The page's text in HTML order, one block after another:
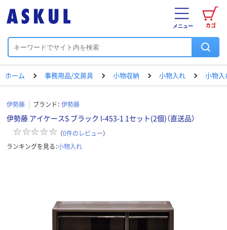
カゴ
メニュー
ホーム 事務用品/文房具 小物収納 小物入れ 小物入
伊勢藤 ブランド： 伊勢藤
伊勢藤 アイケースS ブラック I-453-1 1セット(2個)（直送品）
（0件のレビュー）
ランキングを見る：小物入れ